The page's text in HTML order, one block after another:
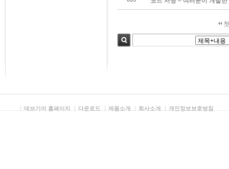
데브기어 홈페이지 다운로드 제품소개 회사소개 개인정보보호방침